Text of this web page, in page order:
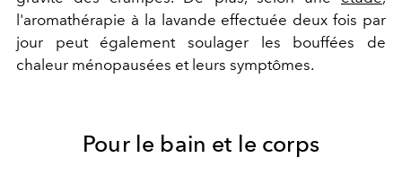
l'aromathérapie à la lavande effectuée deux fois par
jour peut également soulager les bouffées de
chaleur ménopausées et leurs symptômes.
Pour le bain et le corps